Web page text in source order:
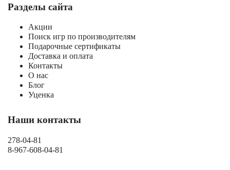
Разделы сайта
Акции
Поиск игр по производителям
Подарочные сертификаты
Доставка и оплата
Контакты
О нас
Блог
Уценка
Наши контакты
278-04-81
8-967-608-04-81